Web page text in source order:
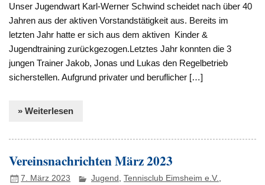
Unser Jugendwart Karl-Werner Schwind scheidet nach über 40
Jahren aus der aktiven Vorstandstätigkeit aus. Bereits im
letzten Jahr hatte er sich aus dem aktiven Kinder &
Jugendtraining zurückgezogen.Letztes Jahr konnten die 3
jungen Trainer Jakob, Jonas und Lukas den Regelbetrieb
sicherstellen. Aufgrund privater und beruflicher […]
» Weiterlesen
Vereinsnachrichten März 2023
7. März 2023 Jugend ,Tennisclub Eimsheim e.V.,